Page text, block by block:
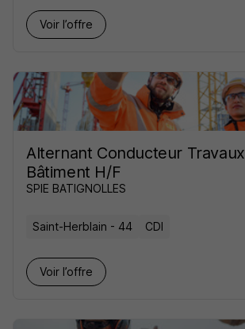
Voir l’offre
Alternant Conducteur Travaux
Bâtiment H/F
SPIE BATIGNOLLES
Saint-Herblain - 44 CDI
Voir l’offre